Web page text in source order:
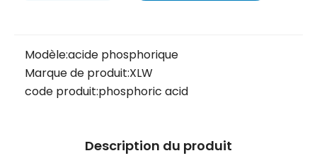
Modèle:acide phosphorique
Marque de produit:XLW
code produit:phosphoric acid
Description du produit